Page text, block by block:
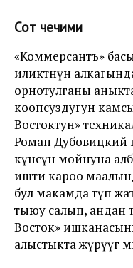
Сот чечими
«Коммерсантъ»
иликтөөнүн
орнотулганы
коопсуздугун
Востоктун»
Роман Дубовицкий
күнөөсүн мойнуна
ишти кароо
бул макамда өтүп
тыюу салып,
Восток»
алыстыкта жүрүүгө